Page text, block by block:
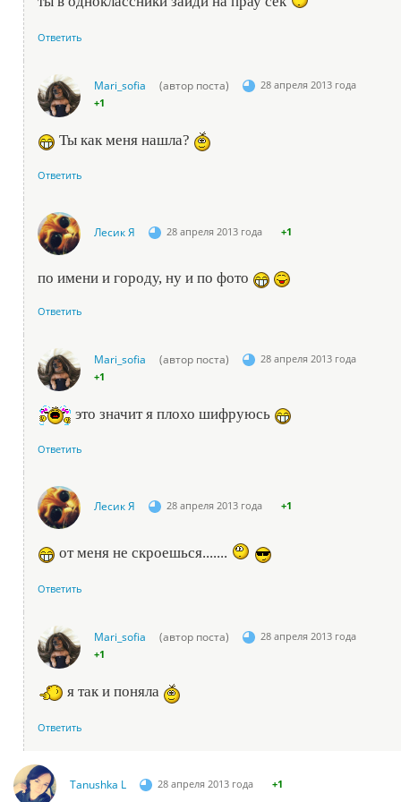
Ответить
Mari_sofia (автор поста)
28 апреля 2013 года
+1
Ты как меня нашла?
Ответить
Лесик Я 28 апреля 2013 года +1
по имени и городу, ну и по фото
Ответить
Mari_sofia (автор поста)
28 апреля 2013 года
+1
это значит я плохо шифруюсь
Ответить
Лесик Я 28 апреля 2013 года +1
от меня не скроешься.......
Ответить
Mari_sofia (автор поста)
28 апреля 2013 года
+1
я так и поняла
Ответить
Tanushka L 28 апреля 2013 года +1